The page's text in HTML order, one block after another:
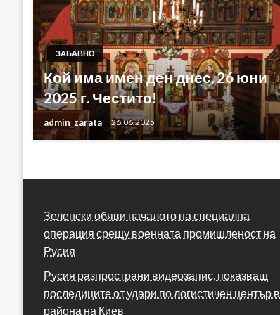
ЗАБАВНО
Кой има имен ден днес, 26 юни
2025 г. Честито!
admin_zarata 26.06.2025
Зеленски обяви началото на специална
операция срещу военната промишленост на
Русия
Русия разпространи видеозапис, показващ
последиците от удари по логистичен център в
района на Киев